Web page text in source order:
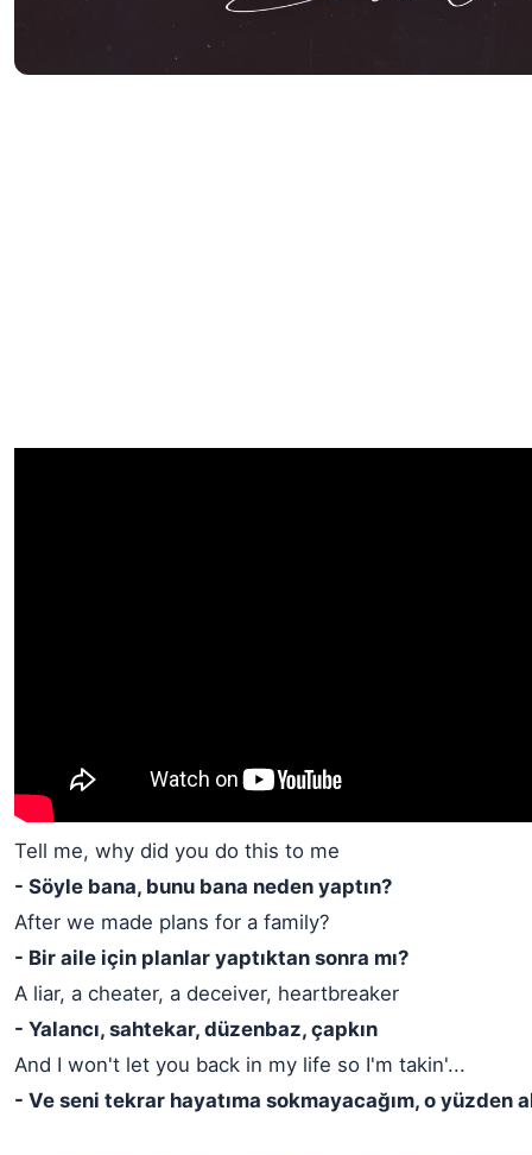
Tell me, why did you do this to me
- Söyle bana, bunu bana neden yaptın?
After we made plans for a family?
- Bir aile için planlar yaptıktan sonra mı?
A liar, a cheater, a deceiver, heartbreaker
- Yalancı, sahtekar, düzenbaz, çapkın
And I won't let you back in my life so I'm takin'...
- Ve seni tekrar hayatıma sokmayacağım, o yüzden